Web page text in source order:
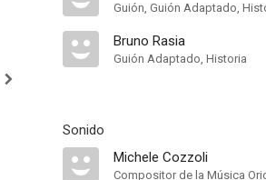
Guión, Guión Adaptado,
Bruno Rasia
Guión Adaptado, Historia
Sonido
Michele Cozzoli
Compositor de la Música